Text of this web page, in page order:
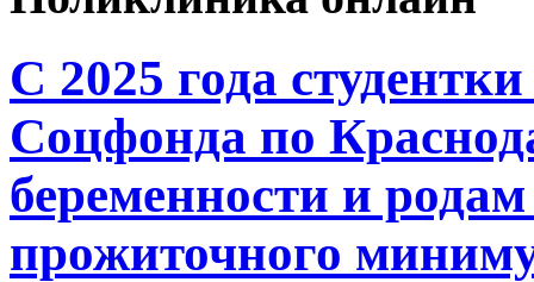
С 2025 года
Соцфонда по
беременности и
прожиточного